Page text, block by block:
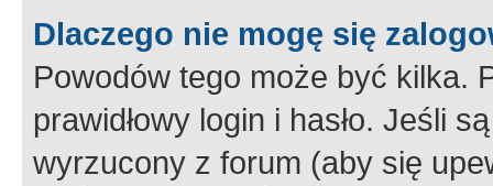
Dlaczego nie mogę się
Powodów tego może być kilka.
prawidłowy login i hasło. Jeśli
wyrzucony z forum (aby się